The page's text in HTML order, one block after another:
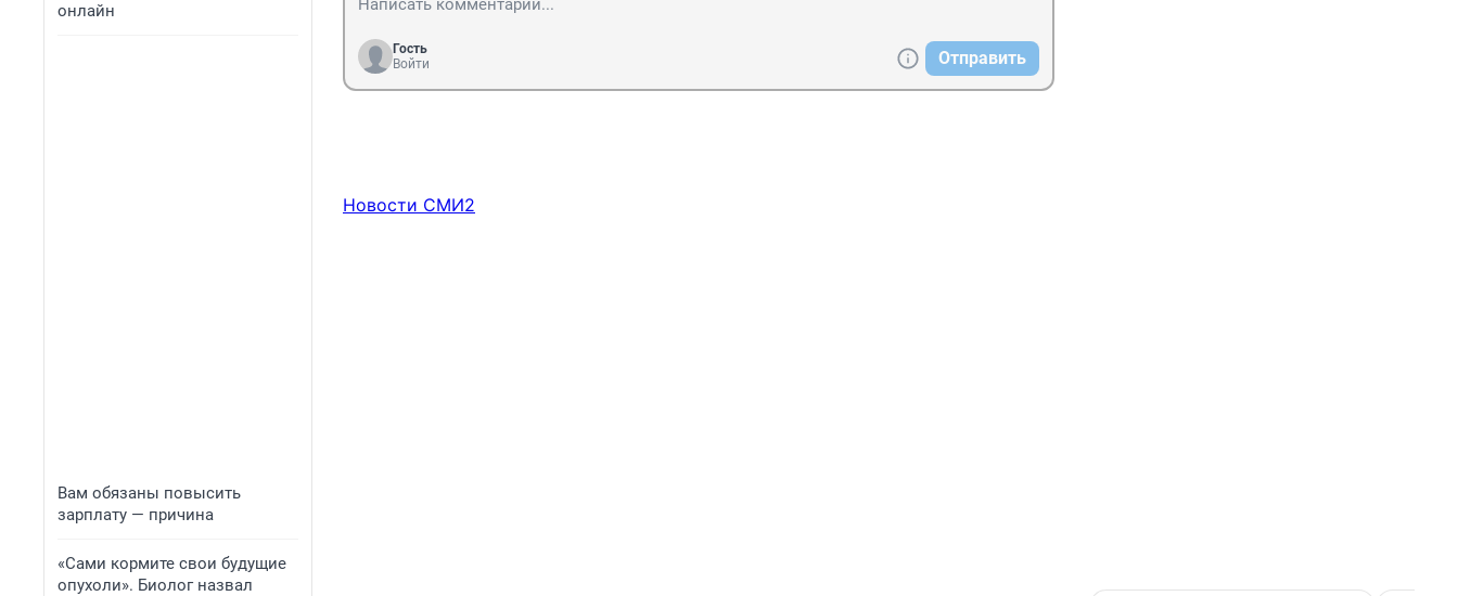
онлайн
Вам обязаны повысить
зарплату — причина
«Сами кормите свои будущие
опухоли». Биолог назвал
Гость
Войти
Отправить
Новости СМИ2